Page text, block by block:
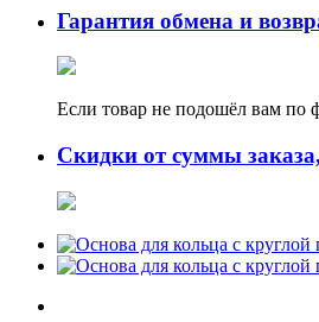
Гарантия обмена и
Если товар не подошёл вам по
Скидки от суммы